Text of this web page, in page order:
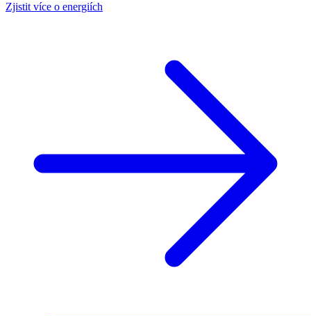
Zjistit více o energiích